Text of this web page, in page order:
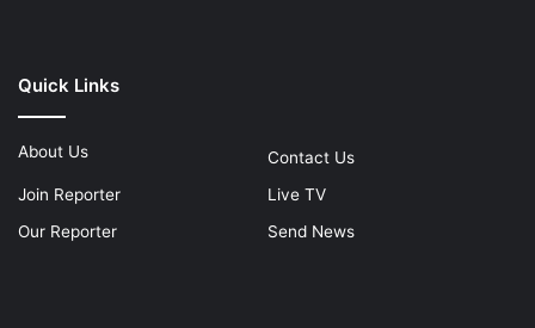
Quick Links
About Us
Contact Us
Join Reporter
Live TV
Our Reporter
Send News